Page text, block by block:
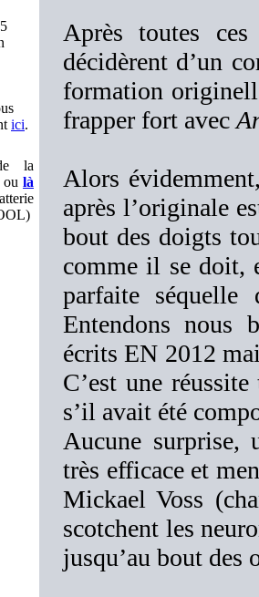
ici.
la
là
Après toutes
décidèrent d’un
formation
frapper fort avec
Alors
après l’originale
bout des doigts
comme il se doit,
parfaite séquelle
Entendons nous
écrits EN 2012
C’est une
s’il avait été
Aucune surprise,
très efficace et
Mickael Voss
scotchent les
jusqu’au bout des